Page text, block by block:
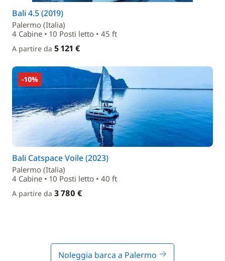
Bali 4.5 (2019)
Palermo (Italia)
4 Cabine • 10 Posti letto • 45 ft
A partire da 5 121 €
-10%
Bali Catspace Voile (2023)
Palermo (Italia)
4 Cabine • 10 Posti letto • 40 ft
A partire da 3 780 €
Noleggia barca a Palermo